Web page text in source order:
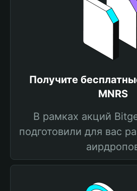
Получите
MNRS
В рамках акций
подготовили для вас